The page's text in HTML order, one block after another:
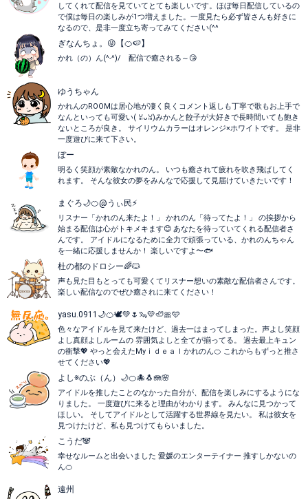
してくれて配信を見ていてとても楽しいです。ほぼ毎日配信しているの
で僕は毎日の楽しみが1つ増えました。一度見たら必ず皆さんも好きに
なるので、是非一度立ち寄ってみてください(^^
ぎなんちょ。😜【🍊🍉】
かれ（の）ん(^-^)/ 配信で癒される～😘
ゆうちゃん
かれんのROOMは居心地が凄く良くコメント返しも丁寧で歌もお上手で
なんといっても可愛い(⁠ ⁠ꈍ⁠ᴗ⁠ꈍ⁠)みかんと餃子が大好きで長時間いても飽き
ないところが良き。 サイリウムカラーはオレンジ×ホワイトです。 是非
一度遊びに来て下さい。
ぼー
明るく笑顔が素敵なかれのん。 いつも癒されて疲れを吹き飛ばしてく
れます。 そんな彼女の夢をみんなで応援して見届けていきたいです！
まぐろ🌙🍊@うぃ民⚡️
リスナー「かれのん来たよ！」 かれのん「待ってたよ！」 の挨拶から
始まる配信は心がトキメキます😊 あなたを待っていてくれる配信者さ
んです。 アイドルになるために全力で頑張っている、かれのんちゃん
を一緒に応援しませんか！ 楽しいですよ〜🐟
杜の都のドロシー🌈🐱
声も見た目もとっても可愛くてリスナー想いの素敵な配信者さんです。
楽しい配信なのでぜひ癒されに来てください！
yasu.0911🌙🍊🕊💚🌷🦦💛🦥🎀🩵
色々なアイドルを見て来たけど、過去一はまってしまった。声よし笑顔
よし真顔よしルームの 雰囲気よしと全てが揃ってる。 過去最上キュン
の衝撃💖 やっと会えたMyｉｄｅａｌかれのん🍊 これからもずっと推さ
せてください💖
よし※のぶ（ん）🌙🍊🐙🐧🪼🌸
アイドルを推したことのなかった自分が、配信を楽しみにするようにな
りました。 一度遊びに来ると理由がわかります。 みんなに見つかって
ほしい。 そしてアイドルとして活躍する世界線を見たい。 私は彼女を
見つけたけど、私も見つけてもらいました。
こうだ🐼
幸せなルームと出会いました 愛媛のエンターテイナー 推すしかないの
ん🍊
遠州